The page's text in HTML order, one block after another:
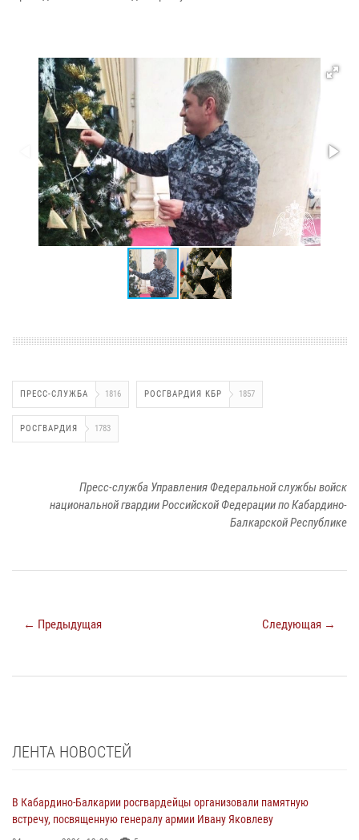
ПРЕСС-СЛУЖБА 1816 РОСГВАРДИЯ КБР 1857
РОСГВАРДИЯ 1783
Пресс-служба Управления Федеральной службы войск
национальной гвардии Российской Федерации по Кабардино-
Балкарской Республике
← Предыдущая Следующая →
ЛЕНТА НОВОСТЕЙ
В Кабардино-Балкарии росгвардейцы организовали памятную
встречу, посвященную генералу армии Ивану Яковлеву